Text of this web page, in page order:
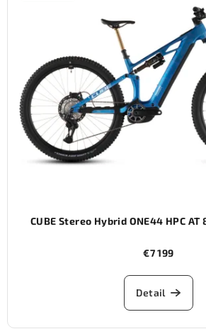
CUBE Stereo Hybrid ONE44 HPC
€7 199
Detail